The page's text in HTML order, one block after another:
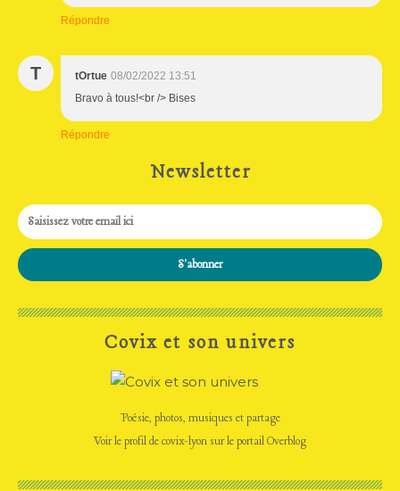
Répondre
T tOrtue 08/02/2022 13:51
Bravo à tous!<br /> Bises
Répondre
Newsletter
Covix et son univers
Poésie, photos, musiques et partage
Voir le profil decovix-lyon sur le portail Overblog